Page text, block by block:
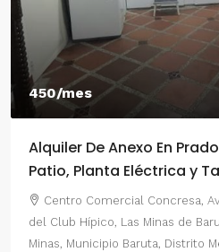
450/mes
Alquiler De Anexo En
Patio, Planta Eléctrica y
Centro Comercial Concresa,
del Club Hípico, Las Minas de
Minas, Municipio Baruta, Distrito